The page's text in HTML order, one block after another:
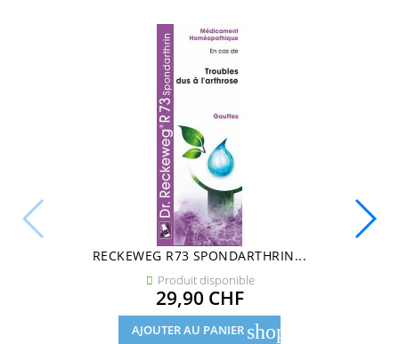
RECKEWEG R73 SPONDARTHRIN...
 Produit disponible
Prix
29,90 CHF
AJOUTER AU PANIER shopping_cart